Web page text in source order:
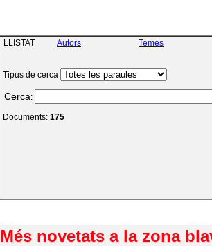
LLISTAT Autors Temes
Tipus de cerca
Cerca:
Documents: 175
Més novetats a la zona